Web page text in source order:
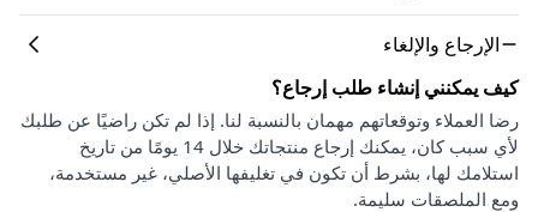
الإرجاع والإلغاء
كيف يمكنني إنشاء طلب إرجاع؟
رضا العملاء وتوقعاتهم مهمان بالنسبة لنا. إذا لم تكن راضيًا عن طلبك
لأي سبب كان، يمكنك إرجاع منتجاتك خلال 14 يومًا من تاريخ
استلامك لها، بشرط أن تكون في تغليفها الأصلي، غير مستخدمة،
ومع الملصقات سليمة.